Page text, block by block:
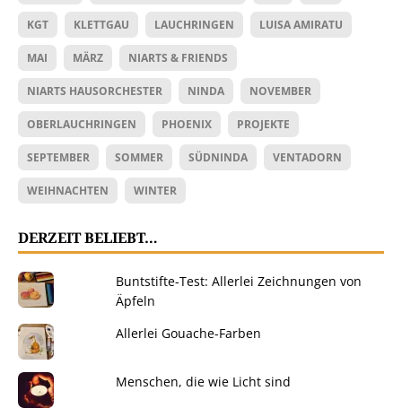
KGT KLETTGAU LAUCHRINGEN LUISA AMIRATU
MAI MÄRZ NIARTS & FRIENDS
NIARTS HAUSORCHESTER NINDA NOVEMBER
OBERLAUCHRINGEN PHOENIX PROJEKTE
SEPTEMBER SOMMER SÜDNINDA VENTADORN
WEIHNACHTEN WINTER
DERZEIT BELIEBT…
Buntstifte-Test: Allerlei Zeichnungen von
Äpfeln
Allerlei Gouache-Farben
Menschen, die wie Licht sind